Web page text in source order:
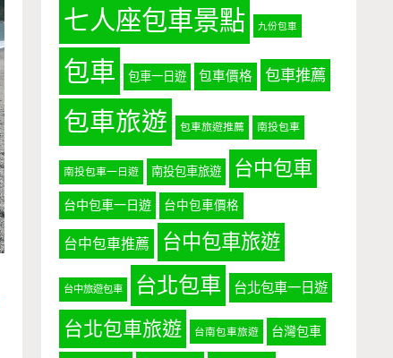
七人座包車景點 九份包車
包車 包車一日遊 包車價格 包車推薦
包車旅遊 包車旅遊推薦 南投包車
南投包車一日遊 南投包車旅遊 台中包車
台中包車一日遊 台中包車價格
台中包車推薦 台中包車旅遊
台中旅遊包車 台北包車 台北包車一日遊
台北包車旅遊 台南包車旅遊 台灣包車